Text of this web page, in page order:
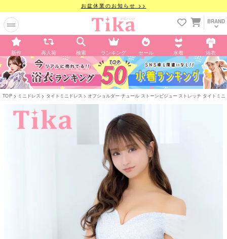
お盆休業のお知らせ >>
BRAND
新作 再入荷 検索 ランキング セール 水着 浴衣
TOP ミニドレス タイトミニドレス オフショルダー チュール ストーンビジュー ストレッチ タイトミ